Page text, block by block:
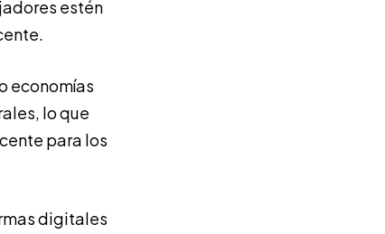
estén
economías
lo que
para los
digitales